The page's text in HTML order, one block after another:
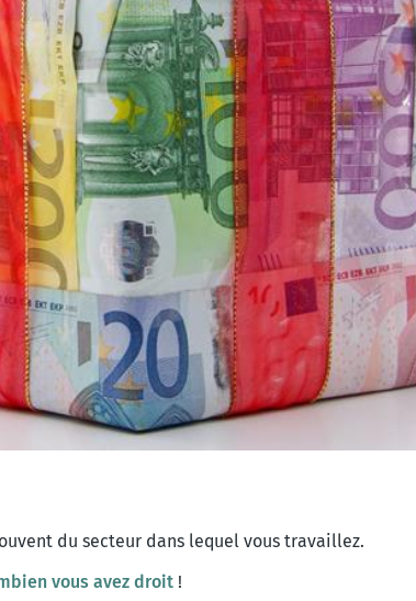
du secteur dans lequel vous travaillez.
vous avez droit !